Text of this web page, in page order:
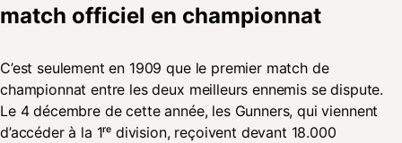
match officiel en championnat
C’est seulement en 1909 que le premier match de
championnat entre les deux meilleurs ennemis se dispute.
Le 4 décembre de cette année, les Gunners, qui viennent
d’accéder à la 1ʳᵉ division, reçoivent devant 18.000